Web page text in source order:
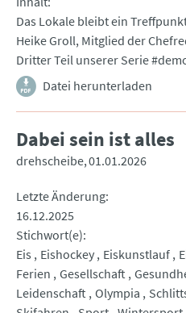
Das Lokale bleibt ein
Heike Groll, Mitglied der
Dritter Teil unserer Serie
Datei herunterladen
Dabei sein ist alles
drehscheibe 01.01.2026
Letzte Änderung
16.12.2025
Stichwort(e)
Eis
Eishockey Eiskunstlauf
Ferien Gesellschaft
Leidenschaft Olympia